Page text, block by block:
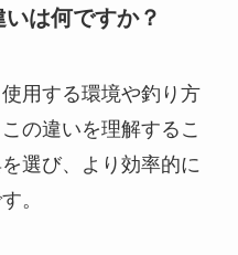
は何ですか？
用する環境や釣り方
の違いを理解するこ
選び、より効率的に
。